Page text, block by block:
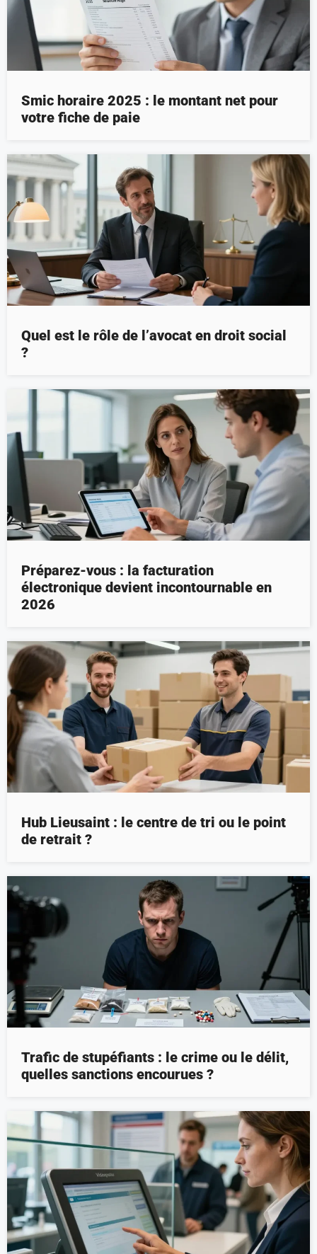
Smic horaire 2025 : le montant net pour
votre fiche de paie
Quel est le rôle de l’avocat en droit social
?
Préparez-vous : la facturation
électronique devient incontournable en
2026
Hub Lieusaint : le centre de tri ou le point
de retrait ?
Trafic de stupéfiants : le crime ou le délit,
quelles sanctions encourues ?